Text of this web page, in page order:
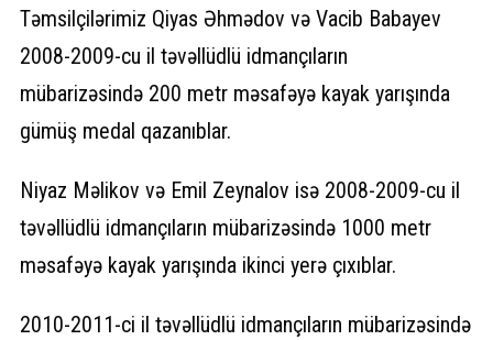
Təmsilçilərimiz Qiyas Əhmədov və Vacib Babayev
2008-2009-cu il təvəllüdlü idmançıların
mübarizəsində 200 metr məsafəyə kayak yarışında
gümüş medal qazanıblar.
Niyaz Məlikov və Emil Zeynalov isə 2008-2009-cu il
təvəllüdlü idmançıların mübarizəsində 1000 metr
məsafəyə kayak yarışında ikinci yerə çıxıblar.
2010-2011-ci il təvəllüdlü idmançıların mübarizəsində